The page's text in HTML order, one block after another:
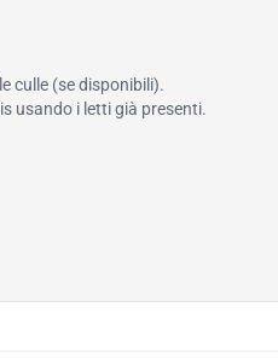
culle (se disponibili).
usando i letti già presenti.